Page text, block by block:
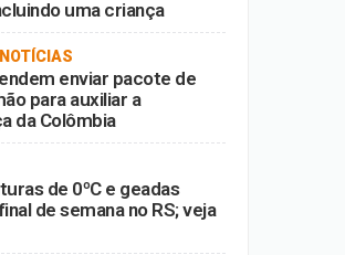
uma criança
enviar pacote de
para auxiliar a
da Colômbia
de 0ºC e geadas
de semana no RS; veja